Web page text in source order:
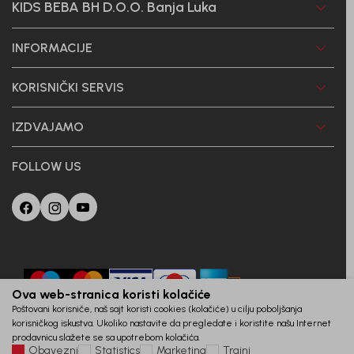
KIDS BEBA BH D.O.O. Banja Luka
INFORMACIJE
KORISNIČKI SERVIS
IZDVAJAMO
FOLLOW US
Ova web-stranica koristi kolačiće
Poštovani korisniče, naš sajt koristi cookies (kolačiće) u cilju poboljšanja
korisničkog iskustva. Ukoliko nastavite da pregledate i koristite našu Internet
prodavnicu slažete se sa upotrebom kolačića.
Obavezni Statistics Marketing Trajni